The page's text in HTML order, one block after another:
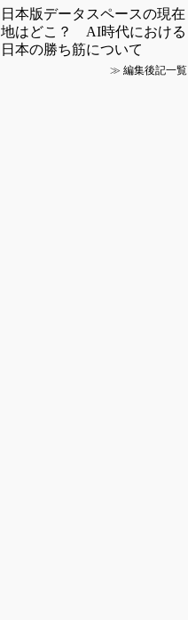
日本版データスペースの現在
地はどこ？ AI時代における
日本の勝ち筋について
≫ 編集後記一覧